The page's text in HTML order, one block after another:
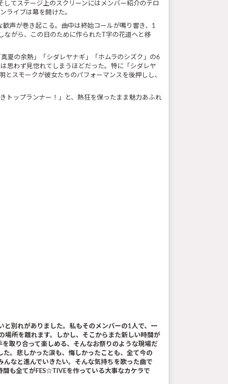
てステージ上のスクリーンにはメンバー紹介のテロ
ライブは幕を開けた。
声が巻き起こる。曲中は終始コールが鳴り響き、1
ながら、この日のために作られたT字の花道へと移
夏の余熱」「シダレヤナギ」「ホムラのシズク」の6
思わず見惚れてしまうほどだった。特に「シダレヤ
スモークが彼女たちのパフォーマンスを後押しし、
トップランナー！」と、熱狂を保ったまま魅力あふれ
別れがありました。私もそのメンバーの1人で、一
場所を離れます。しかし、そこからまた新しい時間が
取り合って楽しめる、そんなお祭りのような現場だ
。悲しかった涙も、悔しかったことも、全て今の
なと進んでいきたい。そんな気持ちを歌った曲で
も全てがFES☆TIVEを作っている大事なカケラで